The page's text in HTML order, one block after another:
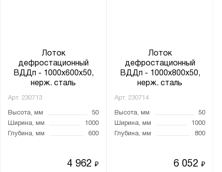
Лоток
дефростационный
ВДДп - 1000x600x50,
нерж. сталь
Арт. 230713
Высота, мм
50
Ширина, мм
1000
Глубина, мм
600
4 962₽
Лоток
дефростационный
ВДДп - 1000x800x50,
нерж. сталь
Арт. 230714
Высота, мм
50
Ширина, мм
1000
Глубина, мм
800
6 052₽